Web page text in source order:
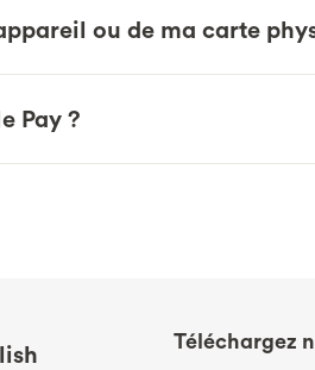
ou de ma carte
Pay ?
Téléchargez